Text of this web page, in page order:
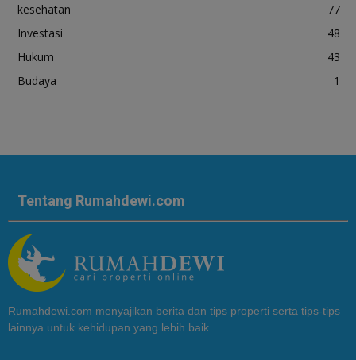
kesehatan
77
Investasi
48
Hukum
43
Budaya
1
Tentang Rumahdewi.com
Rumahdewi.com menyajikan berita dan tips properti serta tips-tips
lainnya untuk kehidupan yang lebih baik